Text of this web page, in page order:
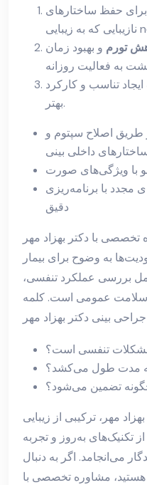
برای حفظ ساختارهای
تورم و بهبود زمان
تناسب و کارکرد
بهتر.
طریق اصلاح سپتوم و
داخلی بینی
با ویژگی‌های صورت
مجدد با برنامه‌ریزی
دقیق
با دکتر بهزاد مهر
به وضوح برای بیمار
بررسی عملکرد تنفسی،
سلامت عمومی است. کلمه
مشکلات تنفسی است؟
مدت طول می‌کشد؟
چگونه تضمین می‌شود؟
مهر، ترکیبی از زیبایی
تکنیک‌های به‌روز و تجربه
می‌انجامد. اگر به دنبال
هستید، مشاوره تخصصی با